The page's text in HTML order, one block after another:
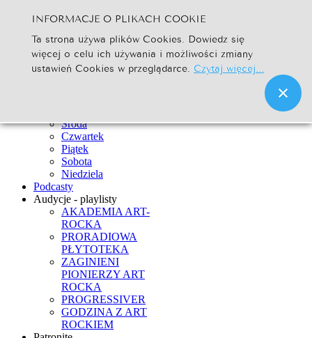
Szukaj... Go
Strona Główna
Newsy
Środa
Czwartek
Piątek
Sobota
Niedziela
Podcasty
Audycje - playlisty
AKADEMIA ART-
ROCKA
PRORADIOWA
PŁYTOTEKA
ZAGINIENI
PIONIERZY ART
ROCKA
PROGRESSIVER
GODZINA Z ART
ROCKIEM
INFORMACJE O PLIKACH COOKIE
Ta strona używa plików Cookies. Dowiedz się
więcej o celu ich używania i możliwości zmiany
ustawień Cookies w przeglądarce. Czytaj więcej...